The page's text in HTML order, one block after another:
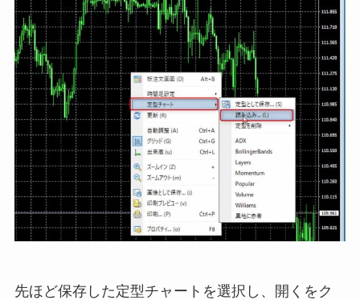
先ほど保存した定型チャートを選択し、開くをク